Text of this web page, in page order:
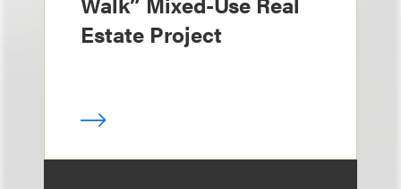
Estate Project